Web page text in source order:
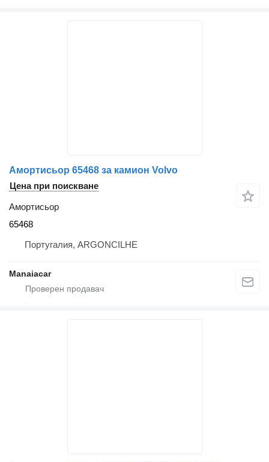
Амортисьор 65468 за камион Volvo
Цена при поискване
Амортисьор
65468
Португалия, ARGONCILHE
Manaiacar